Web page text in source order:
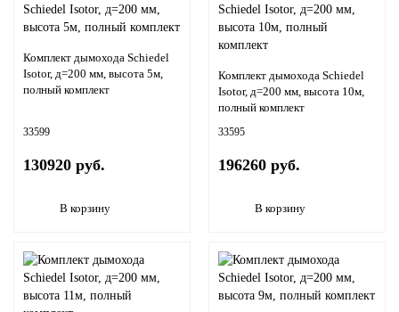
Комплект дымохода Schiedel
Isotor, д=200 мм, высота 5м,
полный комплект
33599
130920 руб.
В корзину
Комплект дымохода Schiedel
Isotor, д=200 мм, высота 10м,
полный комплект
33595
196260 руб.
В корзину